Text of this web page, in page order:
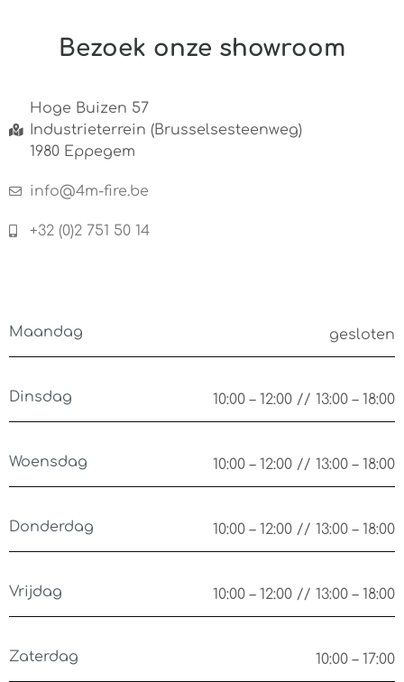
Bezoek onze showroom
Hoge Buizen 57
Industrieterrein (Brusselsesteenweg)
1980 Eppegem
info@4m-fire.be
+32 (0)2 751 50 14
Maandag gesloten
Dinsdag 10:00 – 12:00 // 13:00 – 18:00
Woensdag 10:00 – 12:00 // 13:00 – 18:00
Donderdag 10:00 – 12:00 // 13:00 – 18:00
Vrijdag 10:00 – 12:00 // 13:00 – 18:00
Zaterdag 10:00 – 17:00